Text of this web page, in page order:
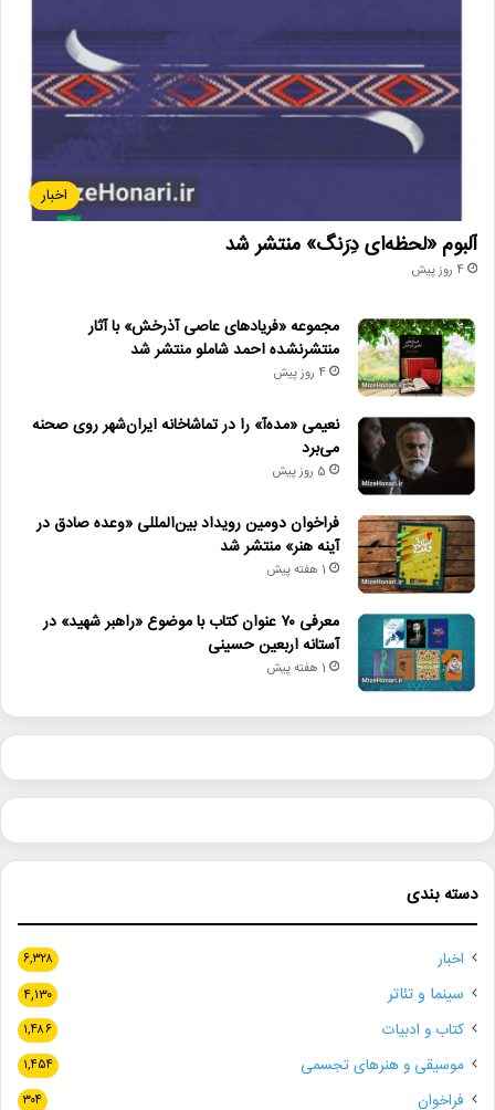
اخبار
آلبوم «لحظه‌ای دِرَنگ» منتشر شد
4 روز پیش
مجموعه «فریادهای عاصی آذرخش» با آثار
منتشرنشده احمد شاملو منتشر شد
4 روز پیش
نعیمی «مده‌آ» را در تماشاخانه ایران‌شهر روی صحنه
می‌برد
5 روز پیش
فراخوان دومین رویداد بین‌المللی «وعده صادق در
آینه هنر» منتشر شد
1 هفته پیش
معرفی ۷۰ عنوان کتاب با موضوع «راهبر شهید» در
آستانه اربعین حسینی
1 هفته پیش
دسته بندی
اخبار ۶,۳۲۸
سینما و تئاتر ۴,۱۳۰
کتاب و ادبیات ۱,۴۸۶
موسیقی و هنرهای تجسمی ۱,۴۵۴
فراخوان ۳۰۴